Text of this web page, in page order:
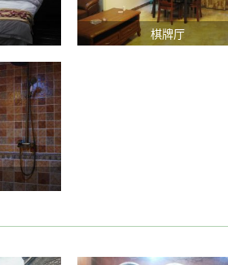
棋牌厅